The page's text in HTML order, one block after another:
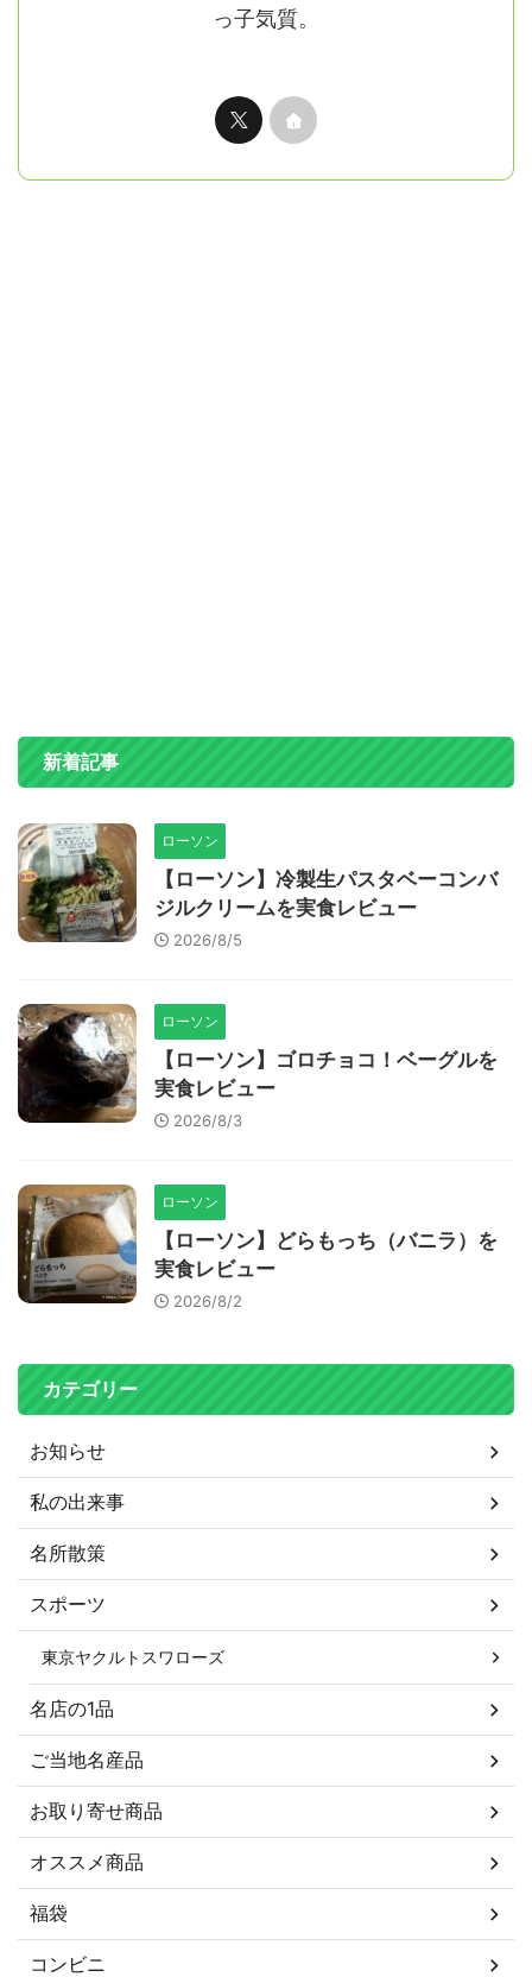
っ子気質。
新着記事
ローソン
【ローソン】冷製生パスタベーコンバ
ジルクリームを実食レビュー
2026/8/5
ローソン
【ローソン】ゴロチョコ！ベーグルを
実食レビュー
2026/8/3
ローソン
【ローソン】どらもっち（バニラ）を
実食レビュー
2026/8/2
カテゴリー
お知らせ
私の出来事
名所散策
スポーツ
東京ヤクルトスワローズ
名店の1品
ご当地名産品
お取り寄せ商品
オススメ商品
福袋
コンビニ